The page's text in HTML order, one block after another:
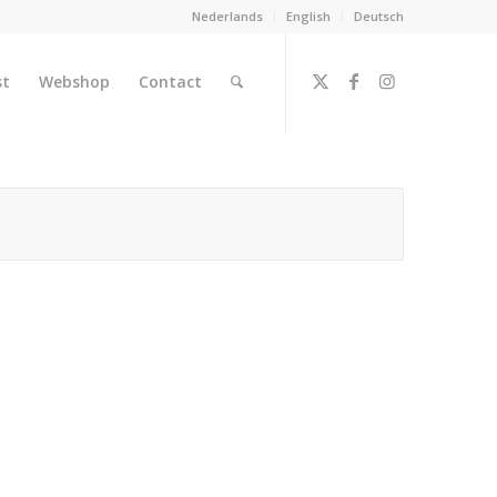
Nederlands English Deutsch
Webshop Contact